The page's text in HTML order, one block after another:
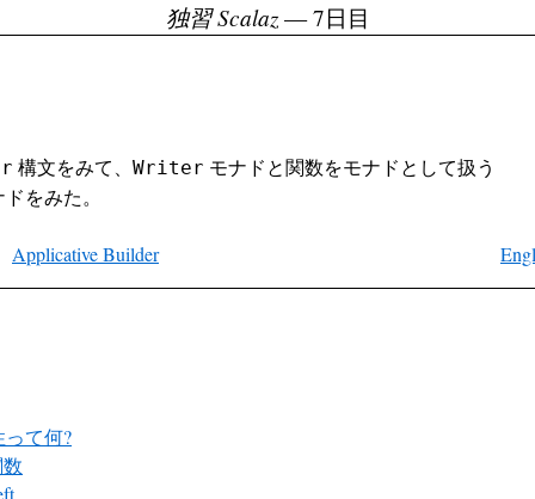
構文をみて、 Writer モナドと関数をモナドとして扱う
をみた。
Applicative Builder
て何?
独習 Scalaz— 7日目